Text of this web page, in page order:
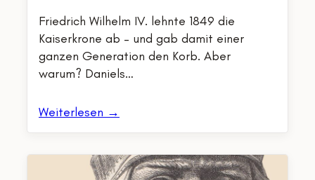
Friedrich Wilhelm IV. lehnte 1849 die
Kaiserkrone ab – und gab damit einer
ganzen Generation den Korb. Aber
warum? Daniels…
Weiterlesen →